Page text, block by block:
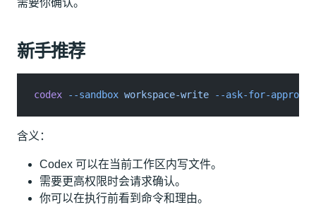
新手推荐
codex --sandbox workspace-write --ask-for-approval
含义：
Codex 可以在当前工作区内写文件。
需要更高权限时会请求确认。
你可以在执行前看到命令和理由。